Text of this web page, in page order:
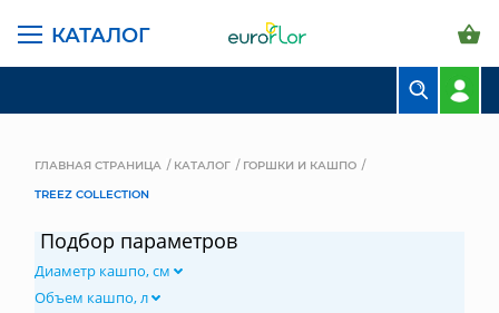
КАТАЛОГ
СВАДЕБНАЯ ФЛОРИСТИКА
ГЛАВНАЯ СТРАНИЦА КАТАЛОГ
ГОРШКИ И КАШПО
TREEZ COLLECTION
Подбор параметров
Диаметр кашпо, см
Объем кашпо, л